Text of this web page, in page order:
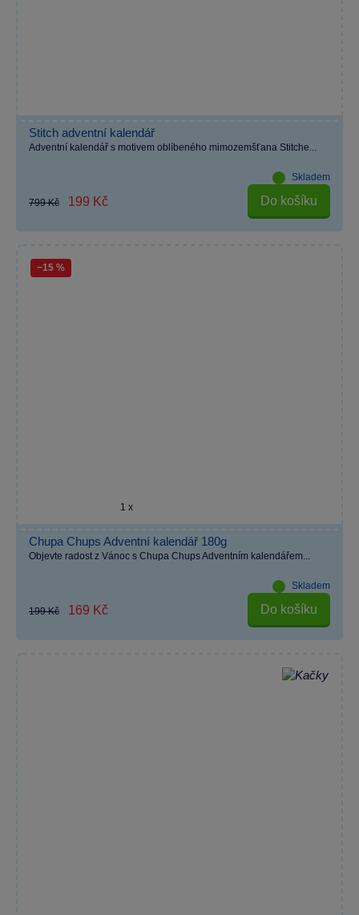
Stitch adventní kalendář
Adventní kalendář s motivem oblíbeného mimozemšťana Stitche...
Skladem
799 Kč 199 Kč Do košíku
−15 %
1 x
Chupa Chups Adventní kalendář 180g
Objevte radost z Vánoc s Chupa Chups Adventním kalendářem...
Skladem
199 Kč 169 Kč Do košíku